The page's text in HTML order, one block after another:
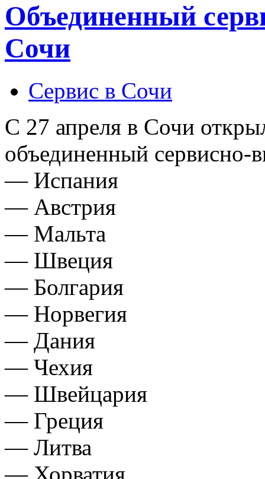
Объединенный
Сочи
Сервис в Сочи
С 27 апреля в Сочи
объединенный сервисно-
— Испания
— Австрия
— Мальта
— Швеция
— Болгария
— Норвегия
— Дания
— Чехия
— Швейцария
— Греция
— Литва
— Хорватия